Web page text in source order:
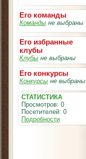
Его команды
Команды не выбраны
Его избранные
клубы
Клубы не выбраны
Его конкурсы
Конкурсы не выбраны
СТАТИСТИКА
Просмотров: 0
Посетителей: 0
Подробности